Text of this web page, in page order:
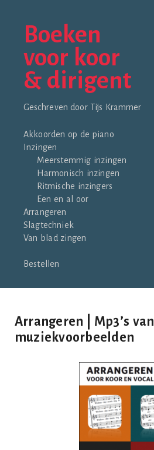
Boeken
voor koor
& dirigent
Geschreven door Tijs Krammer
Akkoorden op de piano
Inzingen
Meerstemmig inzingen
Harmonisch inzingen
Ritmische inzingers
Een en al oor
Arrangeren
Slagtechniek
Van blad zingen
Bestellen
Arrangeren | Mp3’s van
muziekvoorbeelden